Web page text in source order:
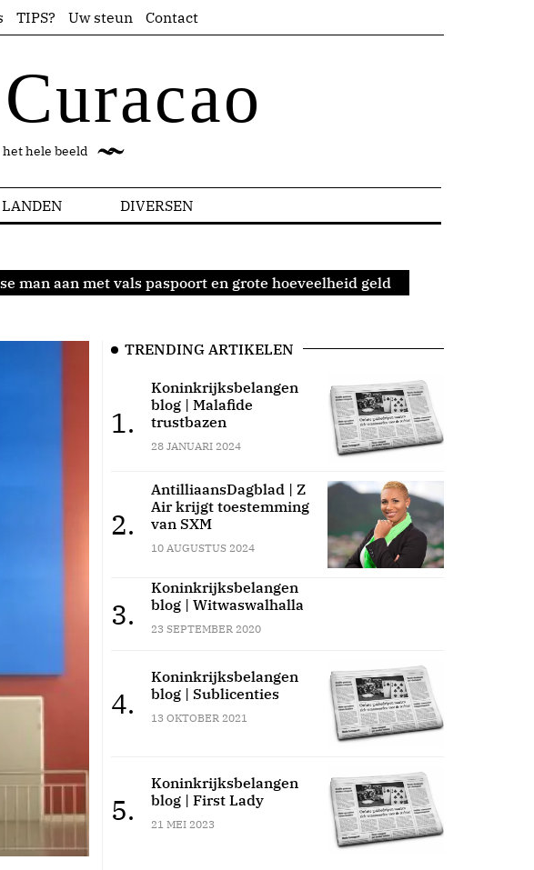
TIPS? Uw steun Contact
hele beeld
LANDEN DIVERSEN
man aan met vals paspoort en grote hoeveelheid geld
TRENDING ARTIKELEN
1.
Koninkrijksbelangen
blog | Malafide
trustbazen
28 JANUARI 2024
2.
AntilliaansDagblad | Z
Air krijgt toestemming
van SXM
10 AUGUSTUS 2024
3.
Koninkrijksbelangen
blog | Witwaswalhalla
23 SEPTEMBER 2020
4.
Koninkrijksbelangen
blog | Sublicenties
13 OKTOBER 2021
5.
Koninkrijksbelangen
blog | First Lady
21 MEI 2023